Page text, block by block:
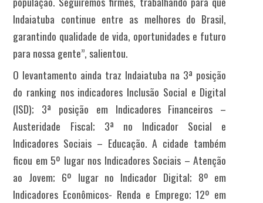
Indaiatuba continue entre as melhores do Brasil,
garantindo qualidade de vida, oportunidades e futuro
para nossa gente”, salientou.
O levantamento ainda traz Indaiatuba na 3ª posição
do ranking nos indicadores Inclusão Social e Digital
(ISD); 3ª posição em Indicadores Financeiros –
Austeridade Fiscal; 3ª no Indicador Social e
Indicadores Sociais – Educação. A cidade também
ficou em 5º lugar nos Indicadores Sociais – Atenção
ao Jovem; 6º lugar no Indicador Digital; 8º em
Indicadores Econômicos- Renda e Emprego; 12º em